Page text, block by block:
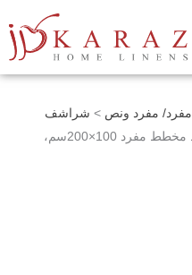
مفرد/ مفرد ونص > شراشف
> طقم شرشف سرير مطاط مخطط مفرد 100×200سم،